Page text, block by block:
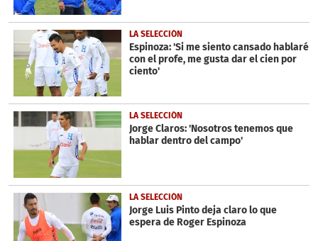
LA SELECCIÓN
Espinoza: 'Si me siento cansado hablaré
con el profe, me gusta dar el cien por
ciento'
LA SELECCIÓN
Jorge Claros: 'Nosotros tenemos que
hablar dentro del campo'
LA SELECCIÓN
Jorge Luis Pinto deja claro lo que
espera de Roger Espinoza